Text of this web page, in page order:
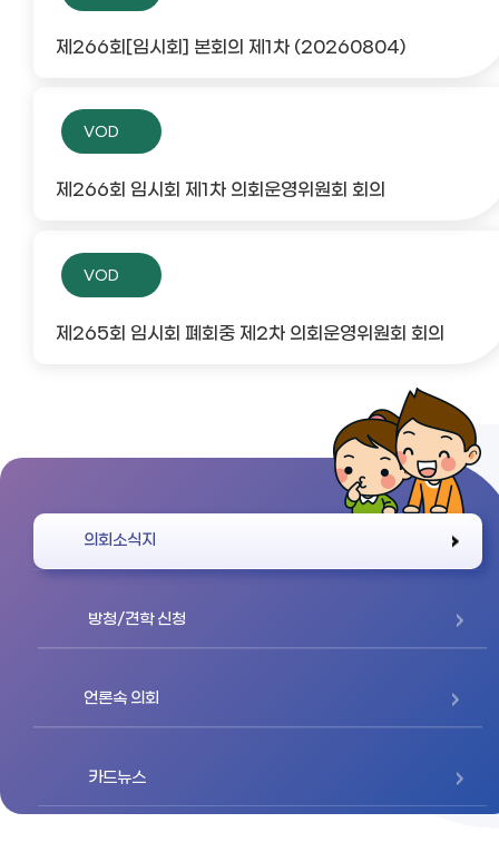
제266회[임시회] 본회의 제1차 (20260804)
VOD
제266회 임시회 제1차 의회운영위원회 회의
VOD
제265회 임시회 폐회중 제2차 의회운영위원회 회의
의회소식지
방청/견학 신청
언론속 의회
카드뉴스